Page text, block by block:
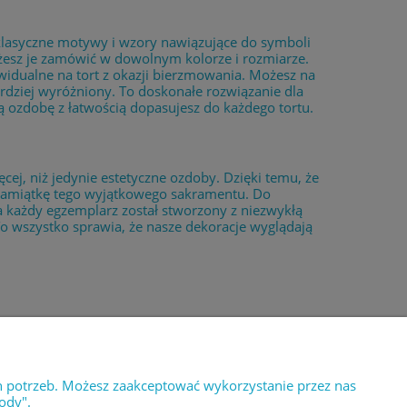
motywy i wzory nawiązujące do symboli
je zamówić w dowolnym kolorze i rozmiarze.
na tort z okazji bierzmowania. Możesz na
wyróżniony. To doskonałe rozwiązanie dla
z łatwością dopasujesz do każdego tortu.
niż jedynie estetyczne ozdoby. Dzięki temu, że
tego wyjątkowego sakramentu. Do
egzemplarz został stworzony z niezwykłą
wszystko sprawia, że nasze dekoracje wyglądają
Możesz zaakceptować wykorzystanie przez nas